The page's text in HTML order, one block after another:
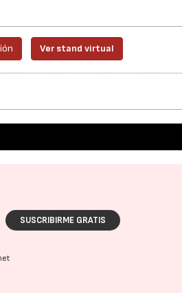
Ver stand virtual
SUSCRIBIRME GRATIS